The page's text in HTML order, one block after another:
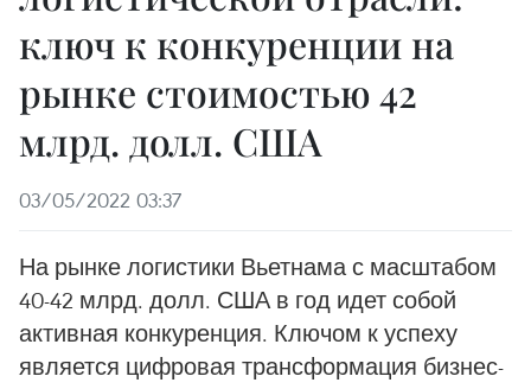
ключ к конкуренции на
рынке стоимостью 42
млрд. долл. США
03/05/2022 03:37
На рынке логистики Вьетнама с масштабом
40-42 млрд. долл. США в год идет собой
активная конкуренция. Ключом к успеху
является цифровая трансформация бизнес-